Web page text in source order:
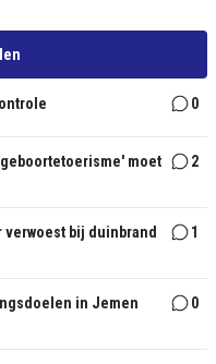
0
moet
2
bij duinbrand
1
in Jemen
0